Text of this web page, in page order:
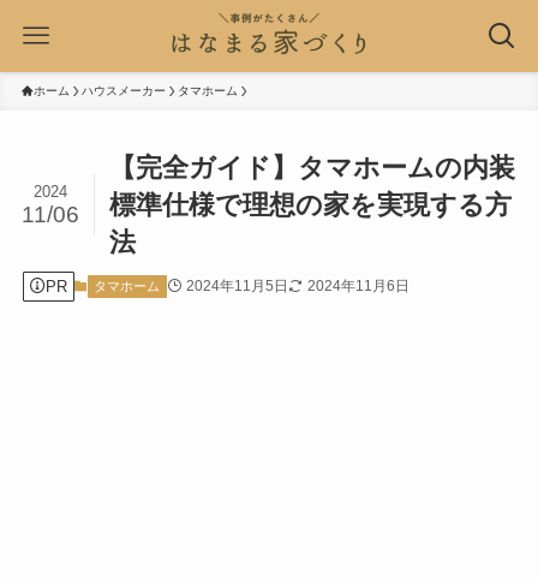
ホーム ハウスメーカー タマホーム
【完全ガイド】タマホームの内装
標準仕様で理想の家を実現する方
法
2024
11/06
PR タマホーム 2024年11月5日 2024年11月6日